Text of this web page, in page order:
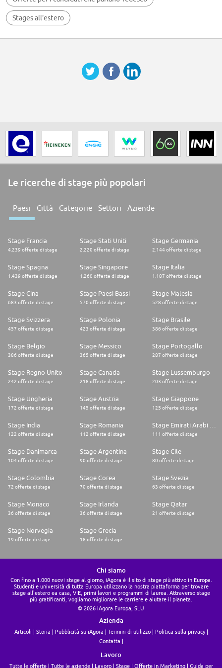
Stages all'estero
Le ricerche di stage più popolari
Paesi Città Categorie Settori Aziende
Stage Francia
4.239 offerte di stage
Stage Stati Uniti
2.220 offerte di stage
Stage Germania
2.144 offerte di stage
Stage Spagna
1.439 offerte di stage
Stage Singapore
1.260 offerte di stage
Stage Italia
1.187 offerte di stage
Stage Cina
683 offerte di stage
Stage Paesi Bassi
570 offerte di stage
Stage Malesia
528 offerte di stage
Stage Svizzera
457 offerte di stage
Stage Polonia
423 offerte di stage
Stage Brasile
386 offerte di stage
Stage Belgio
386 offerte di stage
Stage Messico
365 offerte di stage
Stage Portogallo
287 offerte di stage
Stage Regno Unito
242 offerte di stage
Stage Canada
218 offerte di stage
Stage Lussemburgo
203 offerte di stage
Stage Ungheria
172 offerte di stage
Stage Austria
145 offerte di stage
Stage Giappone
125 offerte di stage
Stage India
122 offerte di stage
Stage Romania
112 offerte di stage 111 offerte di stage
Stage Danimarca
104 offerte di stage
Stage Argentina
90 offerte di stage
Stage Cile
80 offerte di stage
Stage Colombia
72 offerte di stage
Stage Corea
70 offerte di stage
Stage Svezia
63 offerte di stage
Stage Monaco
36 offerte di stage
Stage Irlanda
36 offerte di stage
Stage Qatar
21 offerte di stage
Stage Norvegia
19 offerte di stage
Stage Grecia
18 offerte di stage
Chi siamo
Con fino a 1.000 nuovi stage al giorno, iAgora è il sito di stage più attivo in Europa.
Studenti e università di tutta Europa utilizzano la nostra piattaforma per trovare
stage all'estero ea casa, VIE, primi lavori e programmi di laurea. Attraverso stage
più gratificanti, vogliamo migliorare le carriere e aiutare il pianeta.
© 2026 iAgora Europa, SLU
Azienda
Articoli Storia Pubblicità su iAgora Termini di utilizzo
Politica sulla privacy
Contatta
Lavoro
Tutte le offerte Tutte le aziende Lavoro Stage Offerte in Marketing Guida per